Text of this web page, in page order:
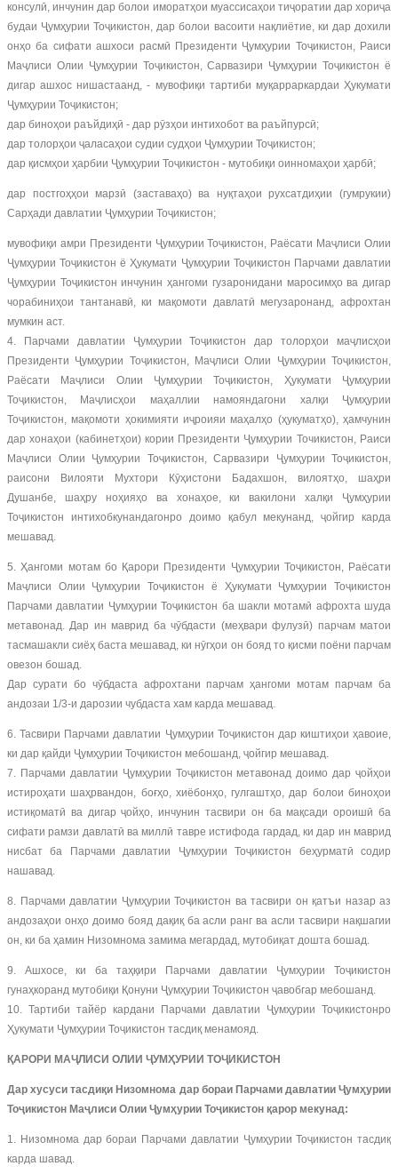
консулӣ, инчунин дар болои иморатҳои муассисаҳои тиҷоратии дар хориҷа
будаи Ҷумҳурии Тоҷикистон, дар болои васоити нақлиётие, ки дар дохили
онҳо ба сифати ашхоси расмӣ Президенти Ҷумҳурии Тоҷикистон, Раиси
Маҷлиси Олии Ҷумҳурии Тоҷикистон, Сарвазири Ҷумҳурии Тоҷикистон ё
дигар ашхос нишастаанд, - мувофиқи тартиби муқарраркардаи Ҳукумати
Ҷумҳурии Тоҷикистон;
дар биноҳои раъйдиҳӣ - дар рӯзҳои интихобот ва раъйпурсӣ;
дар толорҳои ҷаласаҳои судии судҳои Ҷумҳурии Тоҷикистон;
дар қисмҳои ҳарбии Ҷумҳурии Тоҷикистон - мутобиқи оинномаҳои ҳарбӣ;
дар постгоҳҳои марзӣ (заставаҳо) ва нуқтаҳои рухсатдиҳии (гумрукии)
Сарҳади давлатии Ҷумҳурии Тоҷикистон;
мувофиқи амри Президенти Ҷумҳурии Тоҷикистон, Раёсати Маҷлиси Олии
Ҷумҳурии Тоҷикистон ё Ҳукумати Ҷумҳурии Тоҷикистон Парчами давлатии
Ҷумҳурии Тоҷикистон инчунин ҳангоми гузаронидани маросимҳо ва дигар
чорабиниҳои тантанавӣ, ки мақомоти давлатӣ мегузаронанд, афрохтан
мумкин аст.
4. Парчами давлатии Ҷумҳурии Тоҷикистон дар толорҳои маҷлисҳои
Президенти Ҷумҳурии Тоҷикистон, Маҷлиси Олии Ҷумҳурии Тоҷикистон,
Раёсати Маҷлиси Олии Ҷумҳурии Тоҷикистон, Ҳукумати Ҷумҳурии
Тоҷикистон, Маҷлисҳои маҳаллии намояндагони халқи Ҷумҳурии
Тоҷикистон, мақомоти ҳокимияти иҷроияи маҳалҳо (ҳукуматҳо), ҳамчунин
дар хонаҳои (кабинетҳои) кории Президенти Ҷумҳурии Точикистон, Раиси
Маҷлиси Олии Ҷумҳурии Тоҷикистон, Сарвазири Ҷумҳурии Тоҷикистон,
раисони Вилояти Мухтори Кӯҳистони Бадахшон, вилоятҳо, шаҳри
Душанбе, шаҳру ноҳияҳо ва хонаҳое, ки вакилони халқи Ҷумҳурии
Тоҷикистон интихобкунандагонро доимо қабул мекунанд, ҷойгир карда
мешавад.
5. Ҳангоми мотам бо Қарори Президенти Ҷумҳурии Тоҷикистон, Раёсати
Маҷлиси Олии Ҷумҳурии Тоҷикистон ё Ҳукумати Ҷумҳурии Тоҷикистон
Парчами давлатии Ҷумҳурии Тоҷикистон ба шакли мотамӣ афрохта шуда
метавонад. Дар ин маврид ба чӯбдасти (меҳвари фулузӣ) парчам матои
тасмашакли сиёҳ баста мешавад, ки нӯгҳои он бояд то қисми поёни парчам
овезон бошад.
Дар сурати бо чӯбдаста афрохтани парчам ҳангоми мотам парчам ба
андозаи 1/3-и дарозии чубдаста хам карда мешавад.
6. Тасвири Парчами давлатии Ҷумҳурии Тоҷикистон дар киштиҳои ҳавоие,
ки дар қайди Ҷумҳурии Тоҷикистон мебошанд, ҷойгир мешавад.
7. Парчами давлатии Ҷумҳурии Тоҷикистон метавонад доимо дар ҷойҳои
истироҳати шаҳрвандон, боғҳо, хиёбонҳо, гулгаштҳо, дар болои биноҳои
истиқоматӣ ва дигар ҷойҳо, инчунин тасвири он ба мақсади ороишӣ ба
сифати рамзи давлатӣ ва миллӣ тавре истифода гардад, ки дар ин маврид
нисбат ба Парчами давлатии Ҷумҳурии Тоҷикистон беҳурматӣ содир
нашавад.
8. Парчами давлатии Ҷумҳурии Тоҷикистон ва тасвири он қатъи назар аз
андозаҳои онҳо доимо бояд дақиқ ба асли ранг ва асли тасвири нақшагии
он, ки ба ҳамин Низомнома замима мегардад, мутобиқат дошта бошад.
9. Ашхосе, ки ба таҳқири Парчами давлатии Ҷумҳурии Тоҷикистон
гунаҳкоранд мутобиқи Қонуни Ҷумҳурии Тоҷикистон ҷавобгар мебошанд.
10. Тартиби тайёр кардани Парчами давлатии Ҷумҳурии Тоҷикистонро
Ҳукумати Ҷумҳурии Тоҷикистон тасдиқ менамояд.
ҚАРОРИ МАҶЛИСИ ОЛИИ ҶУМҲУРИИ ТОҶИКИСТОН
Дар хусуси тасдиқи Низомнома дар бораи Парчами давлатии Ҷумҳурии
Тоҷикистон Маҷлиси Олии Ҷумҳурии Тоҷикистон қарор мекунад:
1. Низомнома дар бораи Парчами давлатии Ҷумҳурии Тоҷикистон тасдиқ
карда шавад.